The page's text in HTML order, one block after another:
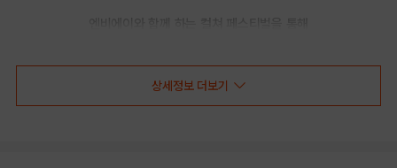
상세정보 더보기